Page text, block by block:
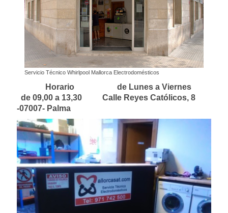
Servicio Técnico Whirlpool Mallorca Electrodomésticos
Horario de Lunes a Viernes
de 09,00 a 13,30 Calle Reyes Católicos, 8
-07007- Palma